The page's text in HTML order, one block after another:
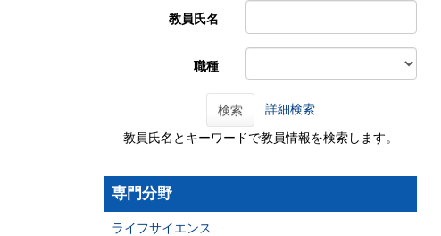
教員氏名
職種
検索 詳細検索
教員氏名とキーワードで教員情報を検索します。
専門分野
ライフサイエンス